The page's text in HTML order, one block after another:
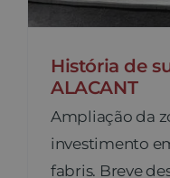
História de
ALACANT
Ampliação da
investimento
fabris. Breve